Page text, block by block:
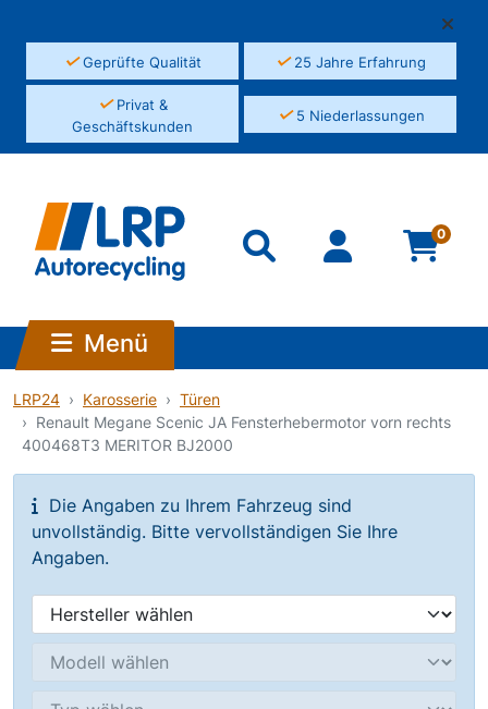
✓Geprüfte Qualität ✓25 Jahre Erfahrung
✓Privat &
Geschäftskunden
✓5 Niederlassungen
0
Menü
LRP24 Karosserie
Türen
Renault Megane Scenic JA Fensterhebermotor vorn rechts
400468T3 MERITOR BJ2000
Die Angaben zu Ihrem Fahrzeug sind
unvollständig. Bitte vervollständigen Sie Ihre
Angaben.